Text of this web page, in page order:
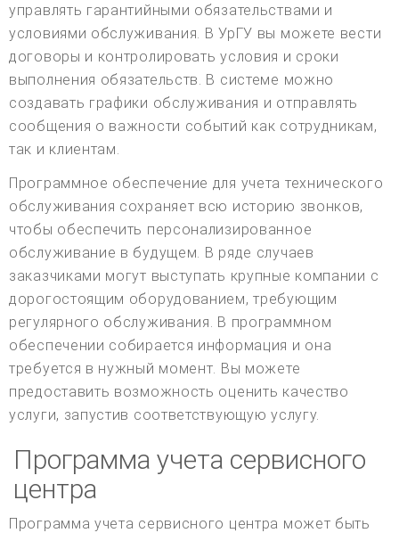
управлять гарантийными обязательствами и
условиями обслуживания. В УрГУ вы можете вести
договоры и контролировать условия и сроки
выполнения обязательств. В системе можно
создавать графики обслуживания и отправлять
сообщения о важности событий как сотрудникам,
так и клиентам.
Программное обеспечение для учета технического
обслуживания сохраняет всю историю звонков,
чтобы обеспечить персонализированное
обслуживание в будущем. В ряде случаев
заказчиками могут выступать крупные компании с
дорогостоящим оборудованием, требующим
регулярного обслуживания. В программном
обеспечении собирается информация и она
требуется в нужный момент. Вы можете
предоставить возможность оценить качество
услуги, запустив соответствующую услугу.
Программа учета сервисного
центра
Программа учета сервисного центра может быть